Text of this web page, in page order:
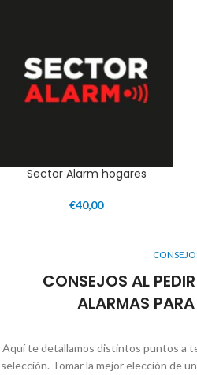
Sector Alarm hogares
€40,00
CONSEJOS AL
ALARMAS
Aquí te detallamos distintos puntos a
selección. Tomar la mejor elección de